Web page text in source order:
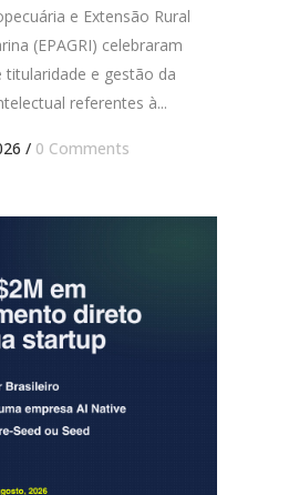
e Extensão Rural
(EPAGRI) celebraram
titularidade e gestão da
referentes à...
/ 0 Comments